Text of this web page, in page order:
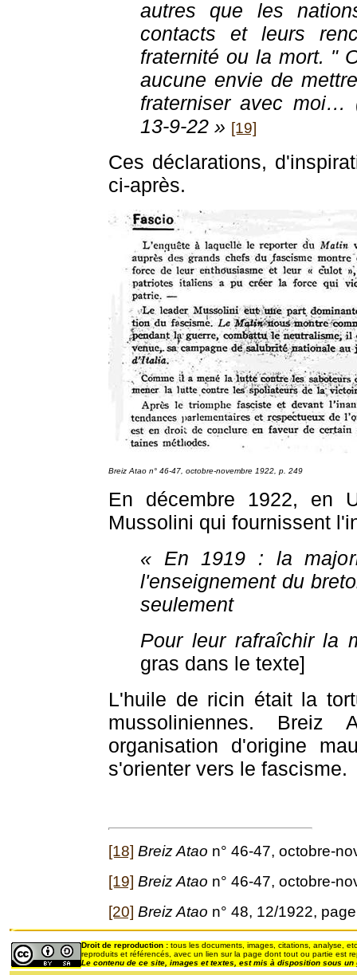
autres que les
contacts et leurs
fraternité ou la mort. "
aucune envie de
fraterniser avec moi…
13-9-22 » [19]
Ces déclarations,
ci-après.
Breiz Atao n° 46-47, octobre-novembre 1922, p. 249
En décembre 1922, en
Mussolini qui fournissent
« En 1919 : la
l'enseignement du
seulement
Pour leur rafraîchir la
gras dans le texte]
L'huile de ricin était la
mussoliniennes. Breiz
organisation d'origine
s'orienter vers le fascisme.
[18] Breiz Atao n° 46-47, octobre-
[19] Breiz Atao n° 46-47, octobre-
[20] Breiz Atao n° 48, 12/1922,
Droit de reproduction : tous les documents, images, citations, analyse,
reproduits et référencés, avec un lien sur la page dont tout ou partie est
Le contenu de ce site, images et textes,
est mis à disposition sous un